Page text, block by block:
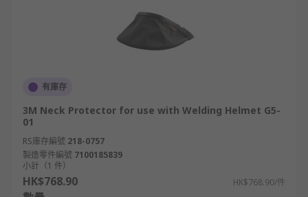
Welding Masks go through a lot when
eyes, face and neck from welding fumes, flying
particles, UV light emissions, hot metal sparks,
high temperatures and infrared light and as a
result are susceptible to damage, therefore
compromising the protection to the user.
RS has a range of welding mask accessories and
parts for your welding mask that you will need to
有庫存
3M Neck Protector for use with Welding Helmet G5-
01
RS庫存編號 218-0757
製造零件編號 7100185839
小計（1 件）
HK$768.90 HK$768.90/件